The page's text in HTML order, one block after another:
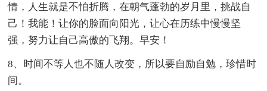
情，人生就是不怕折腾，在朝气蓬勃的岁月里，挑战自
己！我能！让你的脸面向阳光，让心在历练中慢慢坚
强，努力让自己高傲的飞翔。早安！
8、时间不等人也不随人改变，所以要自励自勉，珍惜时
间。